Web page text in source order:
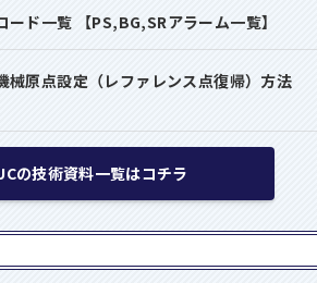
ード一覧 【PS,BG,SRアラーム一覧】
械原点設定（レファレンス点復帰）方法
の技術資料一覧はコチラ